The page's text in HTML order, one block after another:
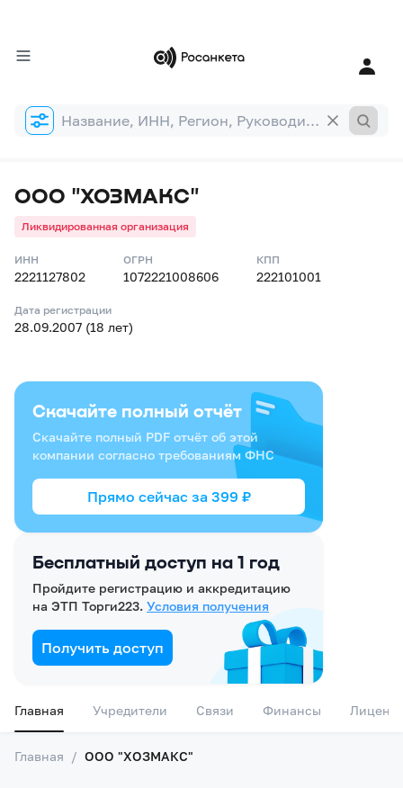
Форма
поиска
ООО "ХОЗМАКС"
Ликвидированная организация
ИНН
2221127802
ОГРН
1072221008606
КПП
222101001
Дата регистрации
28.09.2007 (18 лет)
Бесплатный доступ на 1 год
Пройдите регистрацию и аккредитацию
на ЭТП Торги223. Условия получения
Получить доступ
Скачайте полный отчёт
Скачайте полный PDF отчёт об этой
компании согласно требованиям ФНС
Прямо сейчас за 399 ₽
Главная Учредители Связи Финансы
Главная / ООО "ХОЗМАКС"